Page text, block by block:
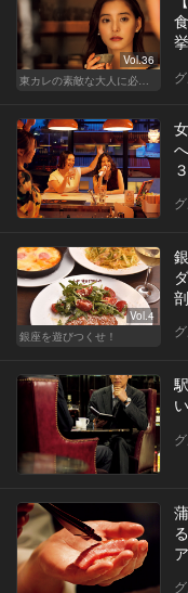
Vol.36
Vol.4
銀座を遊びつくせ！